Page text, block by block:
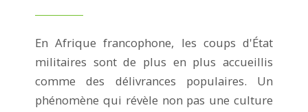
En Afrique francophone, les coups d'État
militaires sont de plus en plus accueillis
comme des délivrances populaires. Un
phénomène qui révèle non pas une culture